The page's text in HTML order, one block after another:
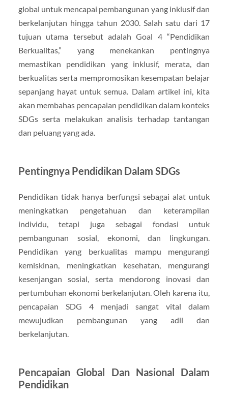
global untuk mencapai pembangunan yang inklusif dan
berkelanjutan hingga tahun 2030. Salah satu dari 17
tujuan utama tersebut adalah Goal 4 “Pendidikan
Berkualitas,” yang menekankan pentingnya
memastikan pendidikan yang inklusif, merata, dan
berkualitas serta mempromosikan kesempatan belajar
sepanjang hayat untuk semua. Dalam artikel ini, kita
akan membahas pencapaian pendidikan dalam konteks
SDGs serta melakukan analisis terhadap tantangan
dan peluang yang ada.
Pentingnya Pendidikan Dalam SDGs
Pendidikan tidak hanya berfungsi sebagai alat untuk
meningkatkan pengetahuan dan keterampilan
individu, tetapi juga sebagai fondasi untuk
pembangunan sosial, ekonomi, dan lingkungan.
Pendidikan yang berkualitas mampu mengurangi
kemiskinan, meningkatkan kesehatan, mengurangi
kesenjangan sosial, serta mendorong inovasi dan
pertumbuhan ekonomi berkelanjutan. Oleh karena itu,
pencapaian SDG 4 menjadi sangat vital dalam
mewujudkan pembangunan yang adil dan
berkelanjutan.
Pencapaian Global Dan Nasional Dalam
Pendidikan